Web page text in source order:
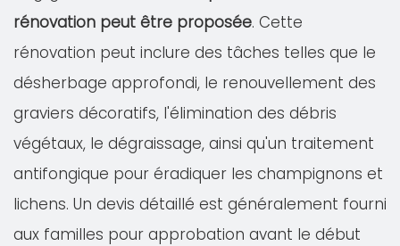
rénovation peut être proposée. Cette
rénovation peut inclure des tâches telles que le
désherbage approfondi, le renouvellement des
graviers décoratifs, l'élimination des débris
végétaux, le dégraissage, ainsi qu'un traitement
antifongique pour éradiquer les champignons et
lichens. Un devis détaillé est généralement fourni
aux familles pour approbation avant le début